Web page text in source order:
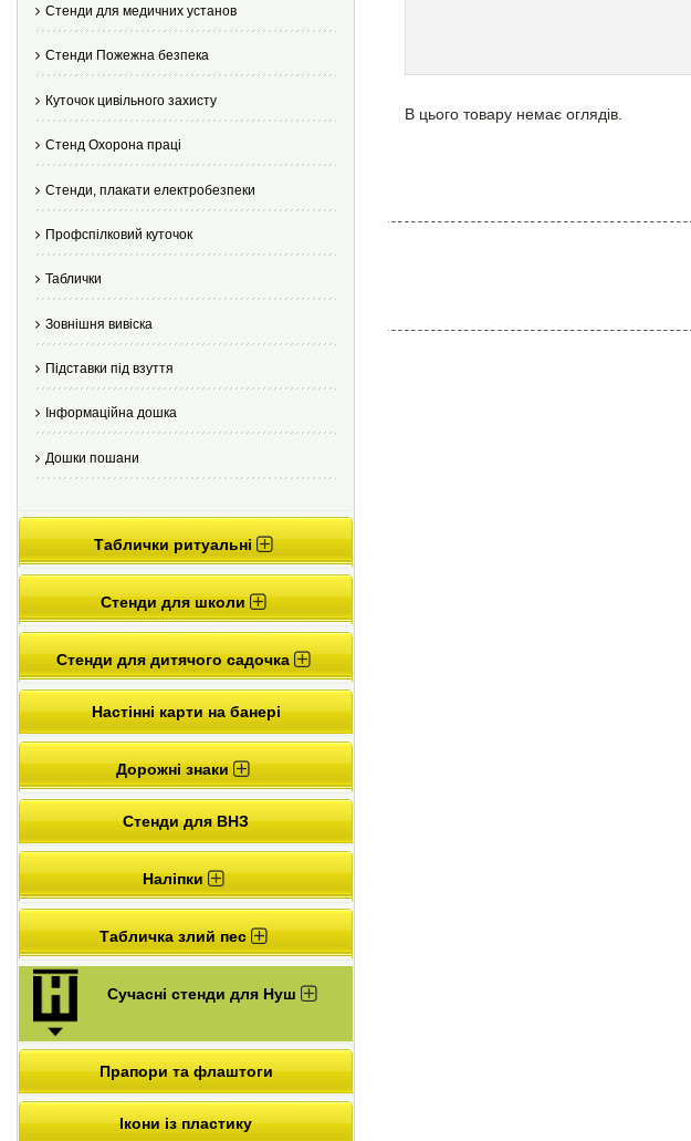
Стенди для медичних установ
Стенди Пожежна безпека
Куточок цивільного захисту
Стенд Охорона праці
Стенди, плакати електробезпеки
Профспілковий куточок
Таблички
Зовнішня вивіска
Підставки під взуття
Інформаційна дошка
Дошки пошани
Таблички ритуальні
Стенди для школи
Стенди для дитячого садочка
Настінні карти на банері
Дорожні знаки
Стенди для ВНЗ
Наліпки
Табличка злий пес
Сучасні стенди для Нуш
Прапори та флаштоги
Ікони із пластику
В цього товару немає оглядів.